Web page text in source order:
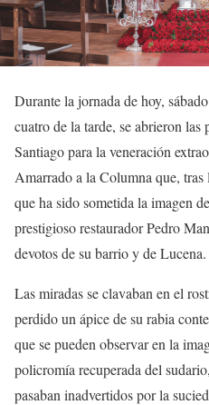
Durante la jornada de hoy,
cuatro de la tarde, se abrieron
Santiago para la veneración
Amarrado a la Columna que,
que ha sido sometida la imagen
prestigioso restaurador Pedro
devotos de su barrio y de Lucena.
Las miradas se clavaban en el
perdido un ápice de su rabia
que se pueden observar en la
policromía recuperada del
pasaban inadvertidos por la